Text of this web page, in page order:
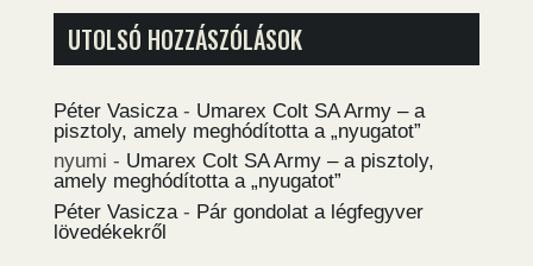
UTOLSÓ HOZZÁSZÓLÁSOK
Péter Vasicza - Umarex Colt SA Army – a
pisztoly, amely meghódította a „nyugatot”
nyumi - Umarex Colt SA Army – a pisztoly,
amely meghódította a „nyugatot”
Péter Vasicza - Pár gondolat a légfegyver
lövedékekről